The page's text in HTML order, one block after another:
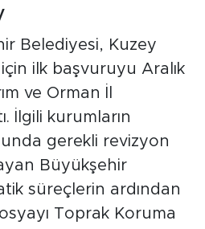
Belediyesi, Kuzey
ilk başvuruyu Aralık
ve Orman İl
İlgili kurumların
gerekli revizyon
Büyükşehir
süreçlerin ardından
Toprak Koruma